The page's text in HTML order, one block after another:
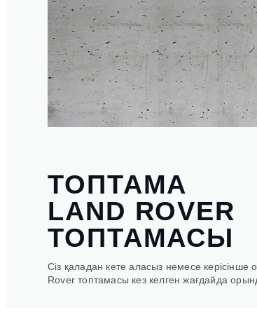
ТОПТАМА
LAND ROVER
ТОПТАМАСЫ
Сіз қаладан кете аласыз немесе керісінше
Rover топтамасы кез келген жағдайда